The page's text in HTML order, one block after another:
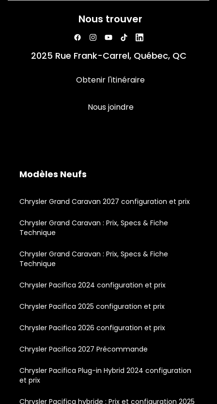
Nous trouver
2025 Rue Frank-Carrel, Québec, QC
Obtenir l'itinéraire
Nous joindre
Modèles Neufs
Chrysler Grand Caravan 2027 configuration et prix
Chrysler Grand Caravan : Prix, Specs & Fiche
Technique
Chrysler Grand Caravan : Prix, Specs & Fiche
Technique
Chrysler Pacifica 2024 configuration et prix
Chrysler Pacifica 2025 configuration et prix
Chrysler Pacifica 2026 configuration et prix
Chrysler Pacifica 2027 Précommande
Chrysler Pacifica Plug-in Hybrid 2024 configuration
et prix
Chrysler Pacifica hybride : Prix et configuration 2025